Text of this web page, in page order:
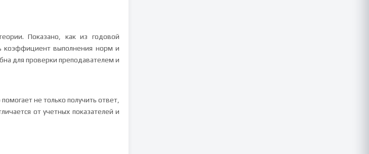
Показано, как из годовой
коэффициент выполнения норм и
для проверки преподавателем и
не только получить ответ,
от учетных показателей и